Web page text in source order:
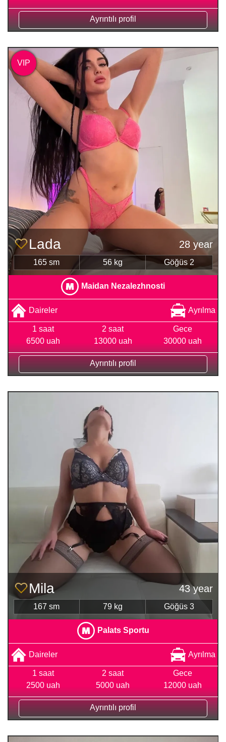
Ayrıntılı profil
Lada 28 year
165 sm 56 kg Göğüs 2
Maidan Nezalezhnosti
Daireler Ayrılma
1 saat
6500 uah
2 saat
13000 uah
Gece
30000 uah
Ayrıntılı profil
VIP
Mila 43 year
167 sm 79 kg Göğüs 3
Palats Sportu
Daireler Ayrılma
1 saat
2500 uah
2 saat
5000 uah
Gece
12000 uah
Ayrıntılı profil